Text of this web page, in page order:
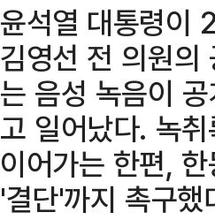
윤석열 대통령이
김영선 전 의원의
는 음성 녹음이
고 일어났다. 녹
이어가는 한편,
'결단'까지 촉구했